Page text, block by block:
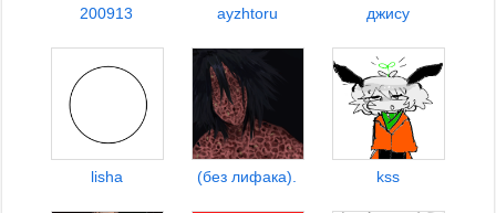
200913 ayzhtoru джису
lisha (без лифака). kss